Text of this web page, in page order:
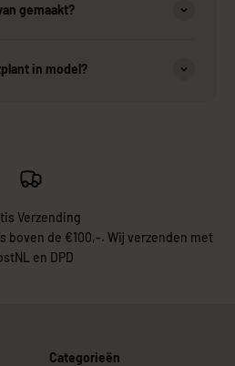
gemaakt?
in model?
Verzending
boven de €100,-. Wij verzenden met
en DPD
Categorieën